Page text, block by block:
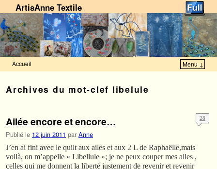
ArtisAnne Textile
Accueil Menu ↓
Archives du mot-clef libelule
Ailée encore et encore…
Publié le 12 juin 2011 par Anne
28
J’en ai fini avec le quilt aux ailes et aux 2 L de Raphaëlle,mais
voilà, on m’appelle « Libellule »; je ne peux couper mes ailes ,
celles qui me donnent la liberté justement de revenir et revenir